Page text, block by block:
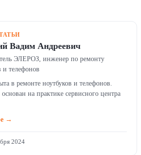
Вадим Андреевич
ЭЛЕРОЗ, инженер по ремонту
и телефонов
в ремонте ноутбуков и телефонов.
на практике сервисного центра
→
2024